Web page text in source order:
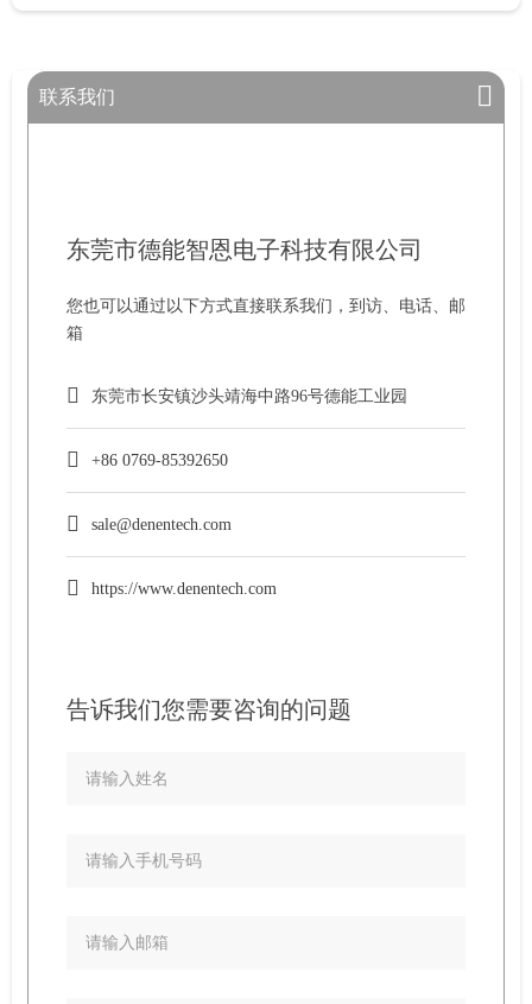
联系我们
告诉我们您需要咨询的问题
东莞市德能智恩电子科技有限公司
您也可以通过以下方式直接联系我们，到访、电话、邮
箱
东莞市长安镇沙头靖海中路96号德能工业园
+86 0769-85392650
sale@denentech.com
https://www.denentech.com